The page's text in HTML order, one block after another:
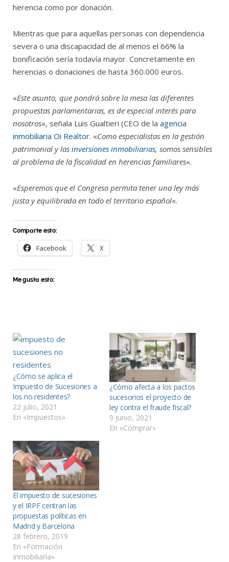
herencia como por donación.
Mientras que para aquellas personas con dependencia
severa o una discapacidad de al menos el 66% la
bonificación sería todavía mayor. Concretamente en
herencias o donaciones de hasta 360.000 euros.
«Este asunto, que pondrá sobre la mesa las diferentes
propuestas parlamentarias, es de especial interés para
nosotros«, señala Luis Gualtieri (CEO de la agencia
inmobiliaria Oi Realtor. «Como especialistas en la gestión
patrimonial y las inversiones inmobiliarias, somos sensibles
al problema de la fiscalidad en herencias familiares«.
«Esperemos que el Congreso permita tener una ley más
justa y equilibrada en todo el territorio español«.
Comparte esto:
Facebook X
Me gusta esto:
¿Cómo se aplica el
Impuesto de Sucesiones a
los no residentes?
22 julio, 2021
En «Impuestos»
¿Cómo afecta a los pactos
sucesorios el proyecto de
ley contra el fraude fiscal?
9 junio, 2021
En «Comprar»
El impuesto de sucesiones
y el IRPF centran las
propuestas políticas en
Madrid y Barcelona
28 febrero, 2019
En «Formación
Inmobiliaria»